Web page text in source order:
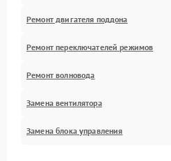
Ремонт двигателя поддона
Ремонт переключателей режимов
Ремонт волновода
Замена вентилятора
Замена блока управления